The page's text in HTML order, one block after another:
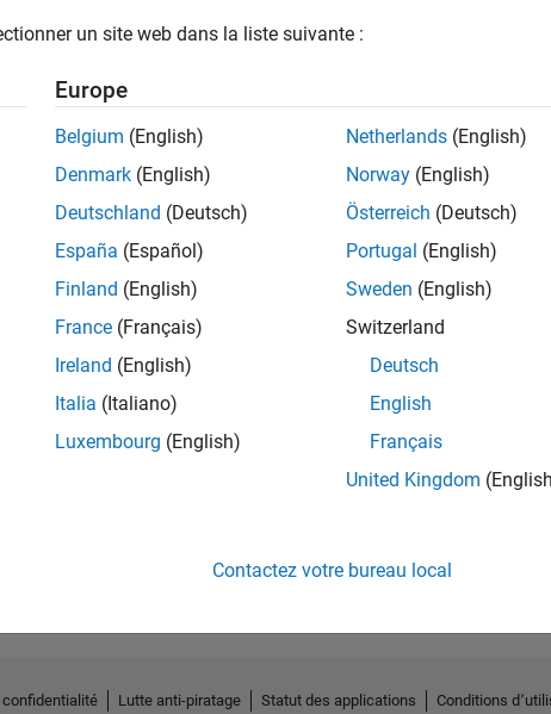
Please to endorse this person in a skill
No Endorsements received
un site web dans la liste suivante :
Europe
Belgium (English)
Denmark (English)
Deutschland (Deutsch)
España (Español)
Finland (English)
France (Français)
Ireland (English)
Italia (Italiano)
Luxembourg (English)
Netherlands (English)
Norway (English)
Österreich (Deutsch)
Portugal (English)
Sweden (English)
Switzerland
Deutsch
English
Français
United Kingdom
Contactez votre bureau local
confidentialité Lutte anti-piratage Statut des applications
Conditions